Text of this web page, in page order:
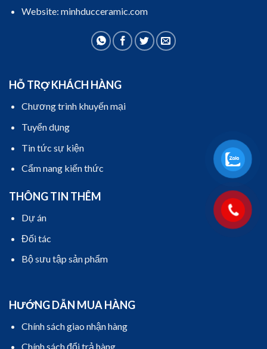
Website: minhducceramic.com
HỖ TRỢ KHÁCH HÀNG
Chương trình khuyến mại
Tuyển dụng
Tin tức sự kiện
Cẩm nang kiến thức
THÔNG TIN THÊM
Dự án
Đối tác
Bộ sưu tập sản phẩm
HƯỚNG DẪN MUA HÀNG
Chính sách giao nhận hàng
Chính sách đổi trả hàng